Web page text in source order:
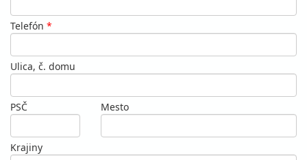
Telefón *
Ulica, č. domu
PSČ Mesto
Krajiny